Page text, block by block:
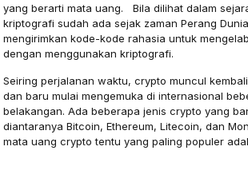
yang berarti mata uang. Bila dilihat dalam
kriptografi sudah ada sejak zaman Perang
mengirimkan kode-kode rahasia untuk
dengan menggunakan kriptografi.
Seiring perjalanan waktu, crypto muncul
dan baru mulai mengemuka di internasional
belakangan. Ada beberapa jenis crypto yang
diantaranya Bitcoin, Ethereum, Litecoin, dan
mata uang crypto tentu yang paling populer